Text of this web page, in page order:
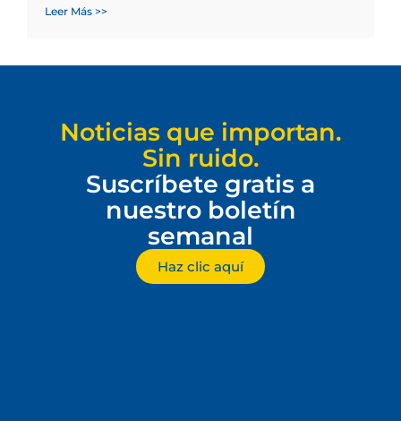
Leer Más >>
Noticias que importan.
Sin ruido.
Suscríbete gratis a
nuestro boletín
semanal
Haz clic aquí